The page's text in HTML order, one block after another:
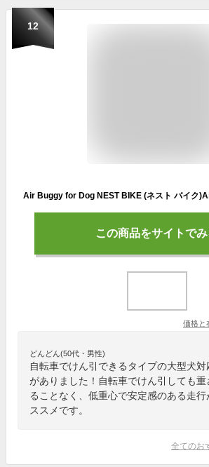
12
この商品をサイトで
価格と
どんどん(50代・男性)
自転車でけん引できるタイプの大型犬対
がありました！自転車でけん引しても重
ることなく、低重心で安定感のある走
ススメです。
全てのお